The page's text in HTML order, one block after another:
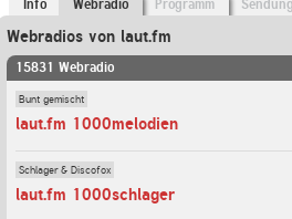
Info Webradio Programm
Webradios von laut.fm
15831 Webradio
Bunt gemischt
laut.fm 1000melodien
Schlager & Discofox
laut.fm 1000schlager